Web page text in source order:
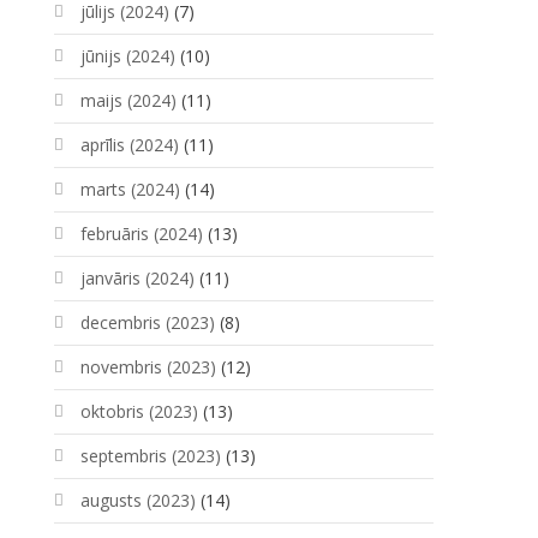
jūlijs (2024) (7)
jūnijs (2024) (10)
maijs (2024) (11)
aprīlis (2024) (11)
marts (2024) (14)
februāris (2024) (13)
janvāris (2024) (11)
decembris (2023) (8)
novembris (2023) (12)
oktobris (2023) (13)
septembris (2023) (13)
augusts (2023) (14)